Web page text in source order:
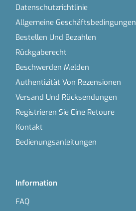
Datenschutzrichtlinie
Allgemeine Geschäftsbedingungen
Bestellen Und Bezahlen
Rückgaberecht
Beschwerden Melden
Authentizität Von Rezensionen
Versand Und Rücksendungen
Registrieren Sie Eine Retoure
Kontakt
Bedienungsanleitungen
Information
FAQ